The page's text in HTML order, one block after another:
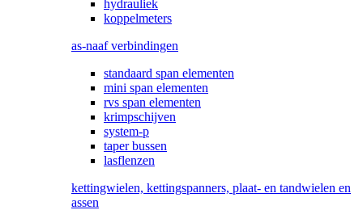
hydrauliek
koppelmeters
as-naaf verbindingen
standaard span elementen
mini span elementen
rvs span elementen
krimpschijven
system-p
taper bussen
lasflenzen
kettingwielen, kettingspanners, plaat- en tandwielen en
assen